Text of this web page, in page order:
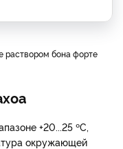
+20...25 ºС,
окружающей